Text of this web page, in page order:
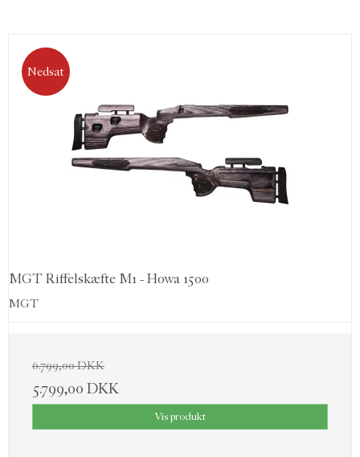
Nedsat
MGT Riffelskæfte M1 - Howa 1500
MGT
6.799,00 DKK
5.799,00 DKK
Vis produkt